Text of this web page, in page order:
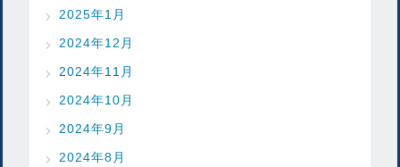
2025年1月
2024年12月
2024年11月
2024年10月
2024年9月
2024年8月